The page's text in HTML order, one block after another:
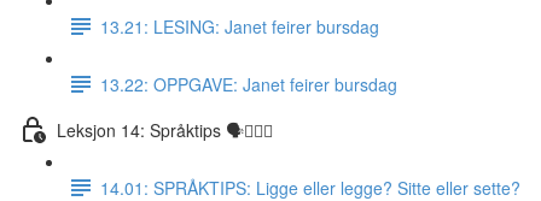
13.21: LESING: Janet feirer bursdag
13.22: OPPGAVE: Janet feirer bursdag
Leksjon 14: Språktips 🗣☝🏼✅
14.01: SPRÅKTIPS: Ligge eller legge? Sitte eller sette?